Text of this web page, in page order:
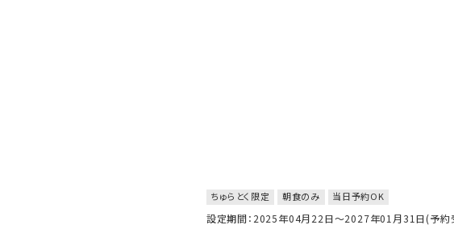
ちゅらとく限定 朝食のみ 当日予約OK
設定期間：2025年04月22日～2027年01月31日(予約